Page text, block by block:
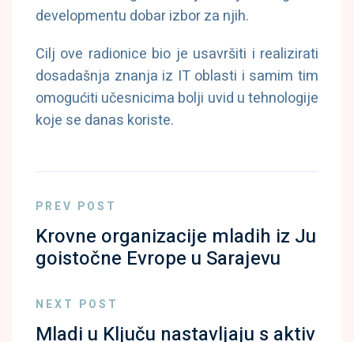
developmentu dobar izbor za njih.
Cilj ove radionice bio je usavršiti i realizirati
dosadašnja znanja iz IT oblasti i samim tim
omogućiti učesnicima bolji uvid u tehnologije
koje se danas koriste.
PREV POST
Krovne organizacije mladih iz Ju
goistočne Evrope u Sarajevu
NEXT POST
Mladi u Ključu nastavljaju s aktiv